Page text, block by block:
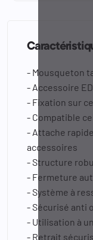
- Mousqueton
- Accessoire
- Fixation sur
- Compatible
- Attache
accessoires
- Structure
- Fermeture
- Système à
- Sécurisé anti
- Utilisation à
- Retrait